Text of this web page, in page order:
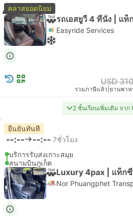
คลาสยอดนิยม
รถเอสยูวี 4 ที่นั่ง | แท็
Easyride Services
USD 310
รวมภาษีแล้ว ยานพาห
2 ชั้นเรียนเพิ่มเติม จาก
ยืนยันทันที
--:-- --:-- 7ชั่วโมง
บริการรับส่งเกาะสมุย
สนามบินภูเก็ต
Luxury 4pax | แท็กซี่
Nor Phuangphet